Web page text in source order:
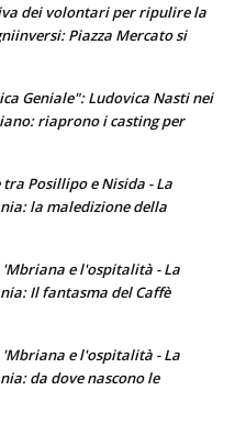
dei volontari per ripulire la
Piazza Mercato si
Geniale": Ludovica Nasti nei
riaprono i casting per
Posillipo e Nisida - La
la maledizione della
'Mbriana e l'ospitalità - La
Il fantasma del Caffè
'Mbriana e l'ospitalità - La
da dove nascono le